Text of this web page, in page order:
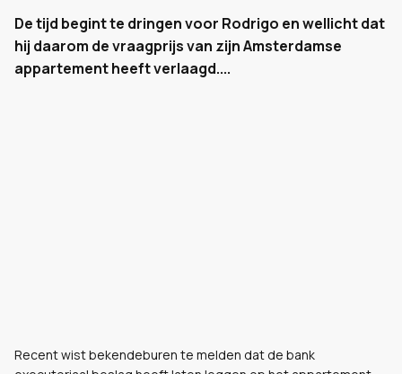
De tijd begint te dringen voor Rodrigo en wellicht dat
hij daarom de vraagprijs van zijn Amsterdamse
appartement heeft verlaagd....
Recent wist bekendeburen te melden dat de bank